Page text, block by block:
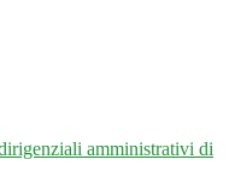
amministrativi di